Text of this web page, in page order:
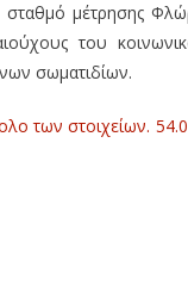
σταθμό μέτρησης
του
σωματιδίων.
των στοιχείων.